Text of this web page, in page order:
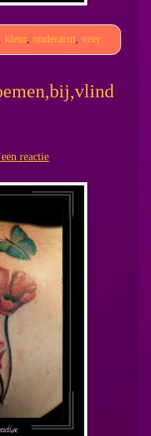
kleur, onderarm, veer
reactie